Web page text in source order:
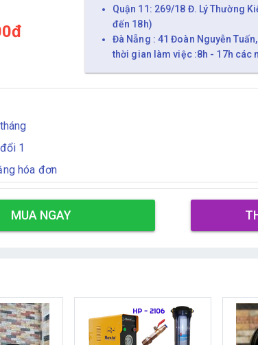
Quận 11: 269/18 Đ. Lý Thường
đến 18h)
Đà Nẵng : 41 Đoàn Nguyễn
thời gian làm việc :8h - 17h các
1
hóa đơn
MUA NGAY